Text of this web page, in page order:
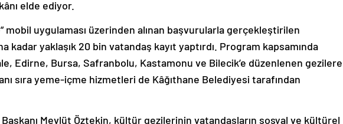
elde ediyor.
mobil uygulaması üzerinden alınan başvurularla gerçekleştirilen
kadar yaklaşık 20 bin vatandaş kayıt yaptırdı. Program kapsamında
Edirne, Bursa, Safranbolu, Kastamonu ve Bilecik’e düzenlenen gezilere
sıra yeme-içme hizmetleri de Kâğıthane Belediyesi tarafından
Mevlüt Öztekin, kültür gezilerinin vatandaşların sosyal ve kültürel